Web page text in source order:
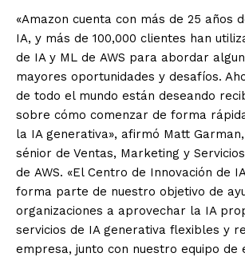
«Amazon cuenta con más de 25 años
IA, y más de 100,000 clientes han
de IA y ML de AWS para abordar
mayores oportunidades y desafíos.
de todo el mundo están deseando
sobre cómo comenzar de forma
la IA generativa», afirmó Matt
sénior de Ventas, Marketing y
de AWS. «El Centro de Innovación de
forma parte de nuestro objetivo de
organizaciones a aprovechar la IA
servicios de IA generativa flexibles y
empresa, junto con nuestro equipo de